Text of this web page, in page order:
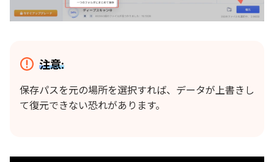
注意:
保存パスを元の場所を選択すれば、データが上書きし
て復元できない恐れがあります。